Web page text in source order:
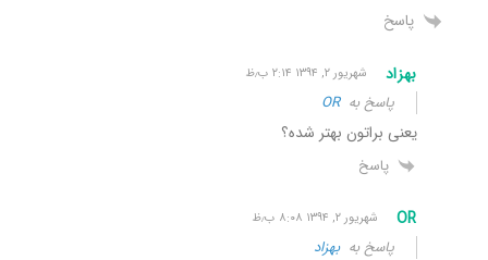
پاسخ
بهزاد شهریور ۲, ۱۳۹۴ ۲:۱۴ ب٫ظ
پاسخ بهOR
یعنی براتون بهتر شده؟
پاسخ
OR شهریور ۲, ۱۳۹۴ ۸:۰۸ ب٫ظ
پاسخ بهبهزاد